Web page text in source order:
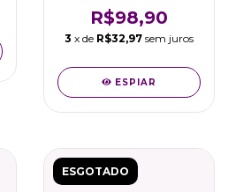
Boni
R$98,90
3 x de R$32,97 sem juros
ESPIAR
ESGOTADO